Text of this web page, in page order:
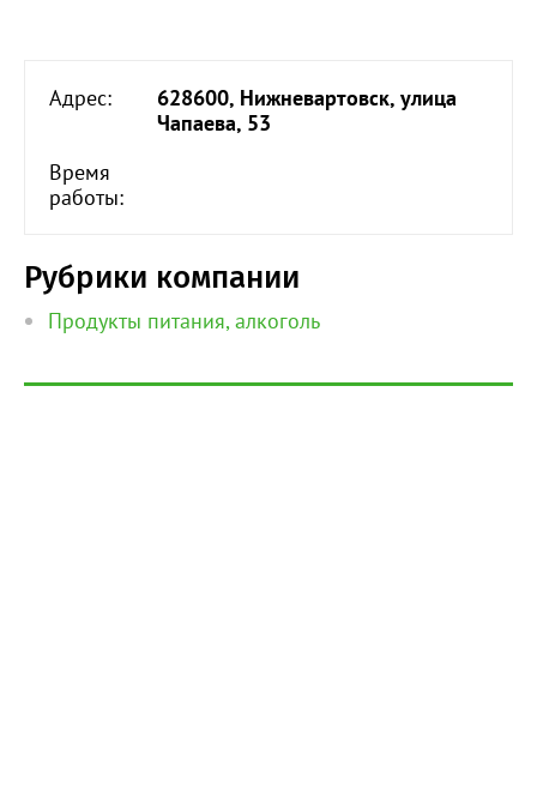
Адрес:
628600, Нижневартовск, улица
Чапаева, 53
Время
работы:
Рубрики компании
Продукты питания, алкоголь